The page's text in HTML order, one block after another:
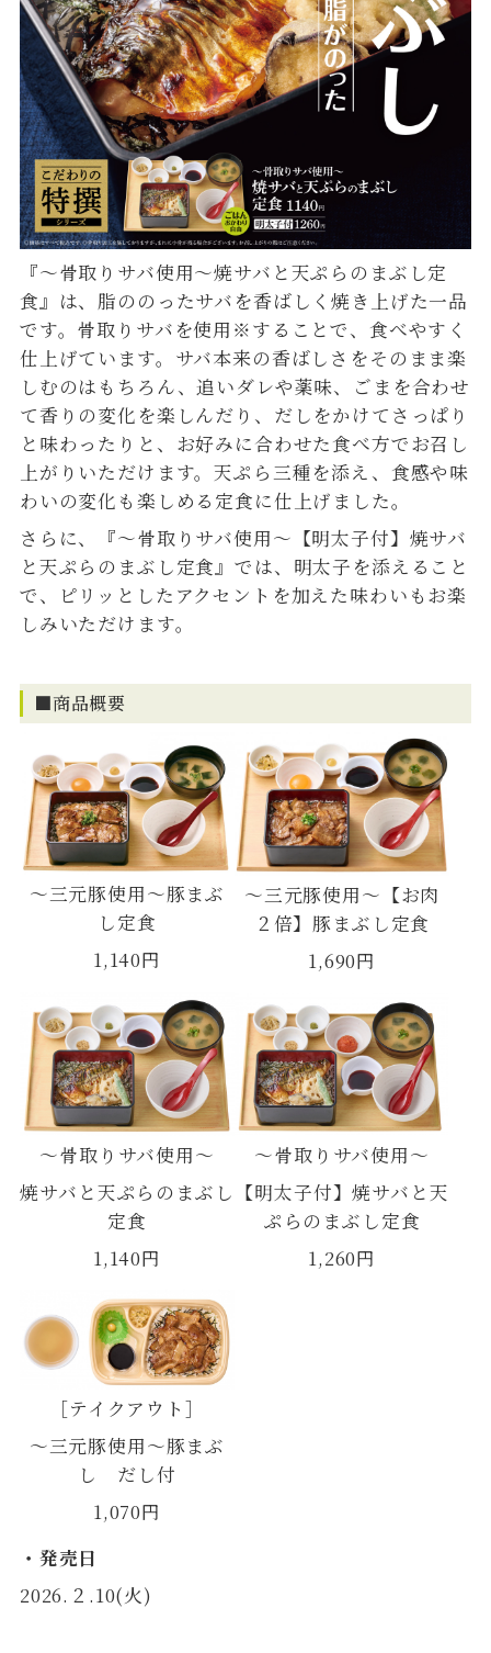
『～骨取りサバ使用～焼サバと天ぷらのまぶし定
食』は、脂ののったサバを香ばしく焼き上げた一品
です。骨取りサバを使用※することで、食べやすく
仕上げています。サバ本来の香ばしさをそのまま楽
しむのはもちろん、追いダレや薬味、ごまを合わせ
て香りの変化を楽しんだり、だしをかけてさっぱり
と味わったりと、お好みに合わせた食べ方でお召し
上がりいただけます。天ぷら三種を添え、食感や味
わいの変化も楽しめる定食に仕上げました。
さらに、『～骨取りサバ使用～【明太子付】焼サバ
と天ぷらのまぶし定食』では、明太子を添えること
で、ピリッとしたアクセントを加えた味わいもお楽
しみいただけます。
■商品概要
～三元豚使用～豚まぶ
し定食
1,140円
～三元豚使用～【お肉
２倍】豚まぶし定食
1,690円
～骨取りサバ使用～
焼サバと天ぷらのまぶし
定食
1,140円
～骨取りサバ使用～
【明太子付】焼サバと天
ぷらのまぶし定食
1,260円
［テイクアウト］
～三元豚使用～豚まぶ
し だし付
1,070円
・発売日
2026.２.10(火)